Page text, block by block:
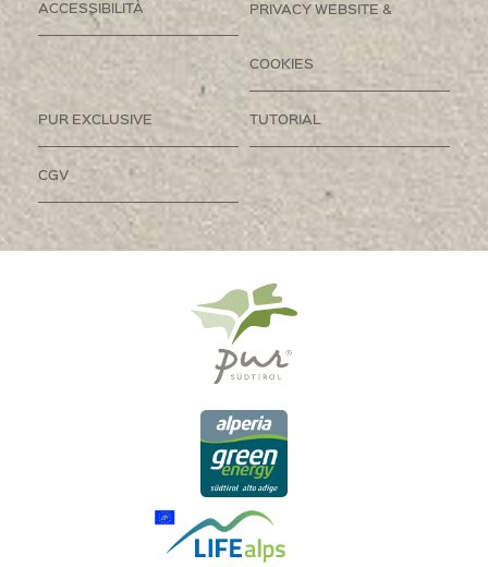
ACCESSIBILITÀ PRIVACY WEBSITE &
COOKIES
PUR EXCLUSIVE TUTORIAL
CGV